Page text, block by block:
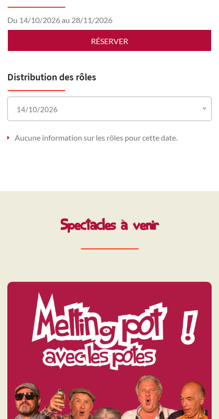
Du 14/10/2026 au 28/11/2026
RÉSERVER
Distribution des rôles
14/10/2026
Aucune information sur les rôles pour cette date.
Spectacles à venir